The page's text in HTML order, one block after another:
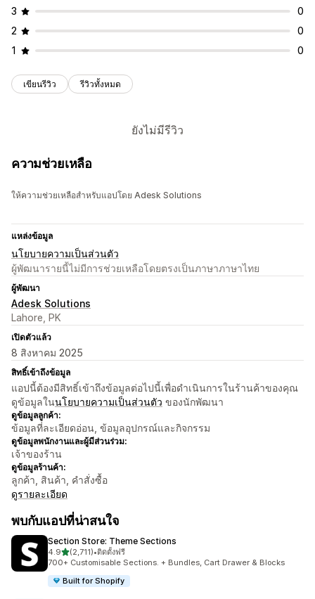
3
0
2
0
1
0
เขียนรีวิว รีวิวทั้งหมด
ยังไม่มีรีวิว
ความช่วยเหลือ
ให้ความช่วยเหลือสำหรับแอปโดย Adesk Solutions
แหล่งข้อมูล
นโยบายความเป็นส่วนตัว
ผู้พัฒนารายนี้ไม่มีการช่วยเหลือโดยตรงเป็นภาษาภาษาไทย
ผู้พัฒนา
Adesk Solutions
Lahore, PK
เปิดตัวแล้ว
8 สิงหาคม 2025
สิทธิ์เข้าถึงข้อมูล
แอปนี้ต้องมีสิทธิ์เข้าถึงข้อมูลต่อไปนี้เพื่อดำเนินการในร้านค้าของคุณ
ดูข้อมูลในนโยบายความเป็นส่วนตัว ของนักพัฒนา
ดูข้อมูลลูกค้า:
ข้อมูลที่ละเอียดอ่อน, ข้อมูลอุปกรณ์และกิจกรรม
ดูข้อมูลพนักงานและผู้มีส่วนร่วม:
เจ้าของร้าน
ดูข้อมูลร้านค้า:
ลูกค้า, สินค้า, คำสั่งซื้อ
ดูรายละเอียด
พบกับแอปที่น่าสนใจ
Section Store: Theme Sections
4.9เต็ม 5 ดาว
(2,711)
ทั้งหมด 2711 รีวิว
•ติดตั้งฟรี
700+ Customisable Sections. + Bundles, Cart Drawer & Blocks
Built for Shopify